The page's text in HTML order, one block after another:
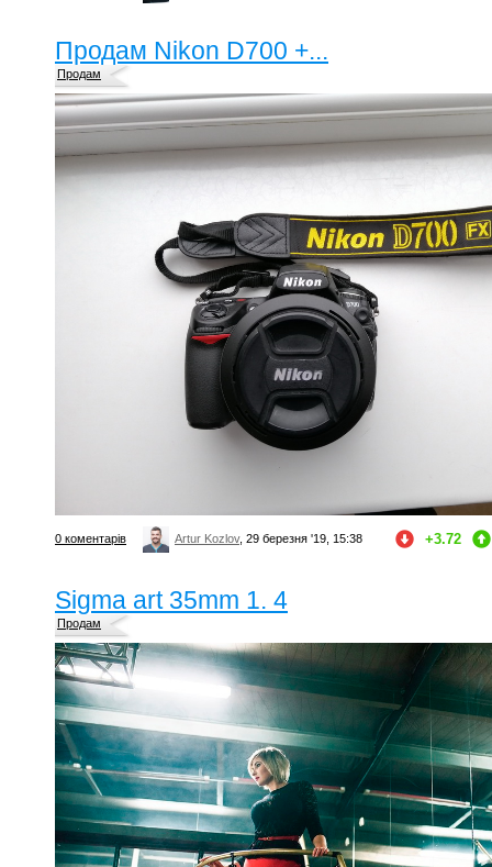
Продам Nikon D700 +...
Продам
0 коментарів Artur Kozlov, 29 березня '19, 15:38 +3.72
Sigma art 35mm 1. 4
Продам